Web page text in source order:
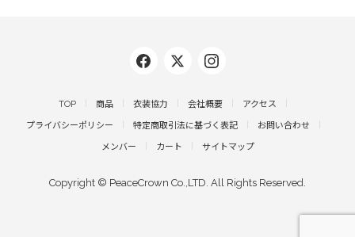
TOP 商品 衣装協力 会社概要 アクセス
プライバシーポリシー 特定商取引法に基づく表記 お問い合わせ
メンバー カート サイトマップ
Copyright © PeaceCrown Co.,LTD. All Rights Reserved.